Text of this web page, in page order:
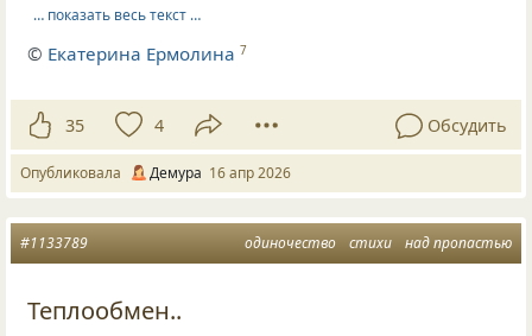
… показать весь текст …
© Екатерина Ермолина 7
35 4 Обсудить
Опубликовала Демура 16 апр 2026
одиночество стихи над пропастью
#1133789
Теплообмен..